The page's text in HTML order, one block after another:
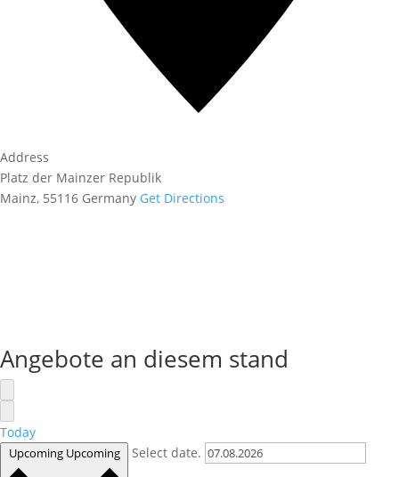
Address
Platz der Mainzer Republik
Mainz, 55116 Germany Get Directions
Angebote an diesem stand
Today
Upcoming Upcoming Select date.